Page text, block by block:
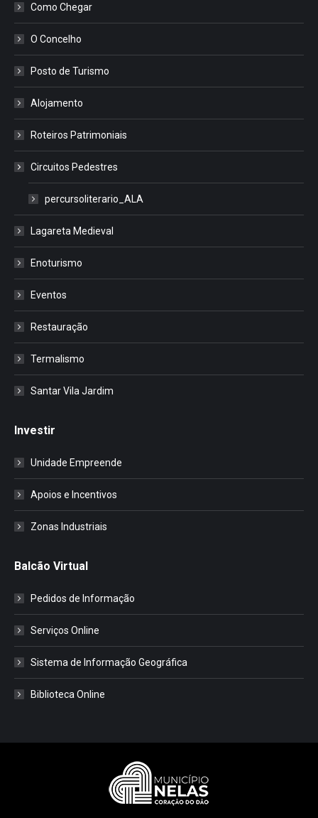
Como Chegar
O Concelho
Posto de Turismo
Alojamento
Roteiros Patrimoniais
Circuitos Pedestres
percursoliterario_ALA
Lagareta Medieval
Enoturismo
Eventos
Restauração
Termalismo
Santar Vila Jardim
Investir
Unidade Empreende
Apoios e Incentivos
Zonas Industriais
Balcão Virtual
Pedidos de Informação
Serviços Online
Sistema de Informação Geográfica
Biblioteca Online